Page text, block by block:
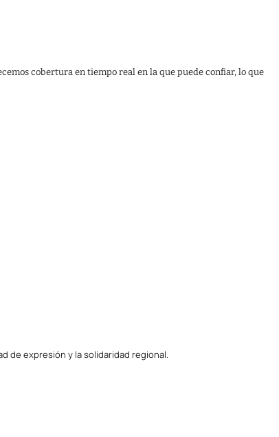
cobertura en tiempo real en la que puede confiar, lo que
de expresión y la solidaridad regional.